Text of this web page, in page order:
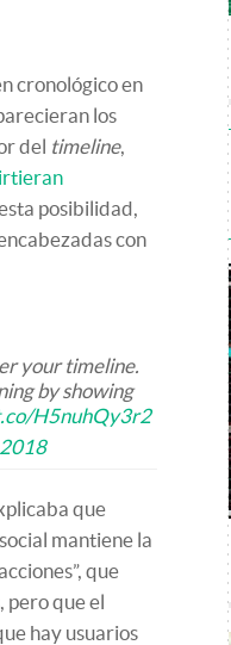
cronológico en
los
del timeline,
posibilidad,
con
your timeline.
by showing
H5nuhQy3r2
que
mantiene la
que
pero que el
hay usuarios